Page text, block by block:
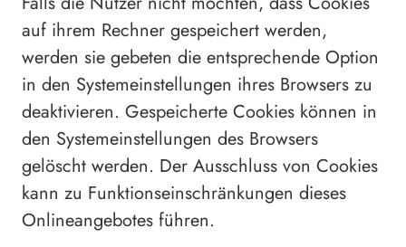
auf ihrem Rechner gespeichert werden,
werden sie gebeten die entsprechende Option
in den Systemeinstellungen ihres Browsers zu
deaktivieren. Gespeicherte Cookies können in
den Systemeinstellungen des Browsers
gelöscht werden. Der Ausschluss von Cookies
kann zu Funktionseinschränkungen dieses
Onlineangebotes führen.